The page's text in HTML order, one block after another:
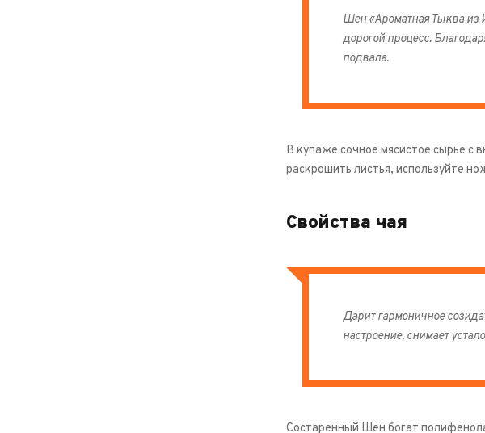
Шен «Ароматная Тыква из
дорогой процесс.
подвала.
В купаже сочное мясистое сырье с
раскрошить листья, используйте
Свойства чая
Дарит гармоничное
настроение, снимает
Состаренный Шен богат